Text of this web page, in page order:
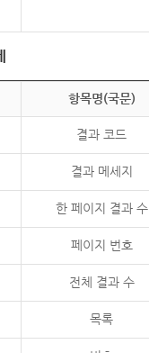
항목명(국문)
결과 코드
결과 메세지
한 페이지 결과 수
페이지 번호
전체 결과 수
목록